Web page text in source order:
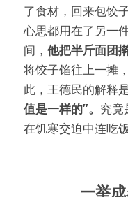
了食材，回来包饺
心思都用在了另一
间， 他把半斤面团
将饺子馅往上一摊
此，王德民的解释
值是一样的”。 究竟
在饥寒交迫中连吃
一举